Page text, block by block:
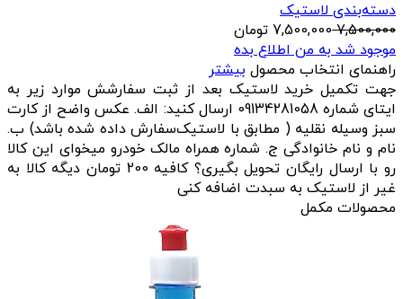
دسته‌بندی لاستیک
7,500,000
7,500,000 تومان
موجود شد به من اطلاع بده
راهنمای انتخاب محصول بیشتر
جهت تکمیل خرید لاستیک بعد از ثبت سفارشش موارد زیر به
ایتای شماره 09134281058 ارسال کنید: الف. عکس واضح از کارت
سبز وسیله نقلیه ( مطابق با لاستیک‌سفارش داده شده باشد) ب.
نام و نام خانوادگی ج. شماره همراه مالک خودرو میخوای این کالا
رو با ارسال رایگان تحویل بگیری؟ کافیه 200 تومان دیگه کالا به
غیر از لاستیک به سبدت اضافه کنی
محصولات مکمل